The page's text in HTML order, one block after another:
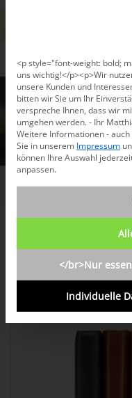
/ Shop
KOMPLETTE
<p style="font-weight: bold;
uns wichtig!</p><p>Wir
unsere Kunden und
bitten wir Sie um Ihr
verspreche Ihnen, dass wir
umgehen werden. - Ihr
Weitere Informationen -
Sie in unserem Impressum
können Ihre Auswahl
anpassen.
</br>Nur
Individuelle